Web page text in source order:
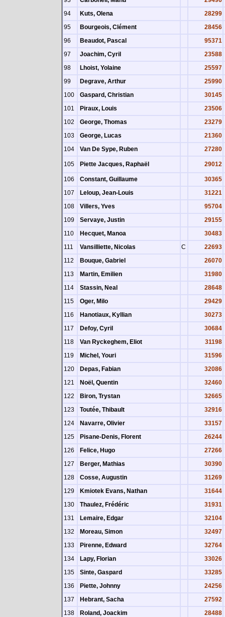
94
Kuts, Olena
28299
95
Bourgeois, Clément
28456
96
Beaudot, Pascal
95371
97
Joachim, Cyril
23588
98
Lhoist, Yolaine
25597
99
Degrave, Arthur
25990
100
Gaspard, Christian
30145
101
Piraux, Louis
23506
102
George, Thomas
23279
103
George, Lucas
21360
104
Van De Sype, Ruben 27280
105 Piette Jacques, Raphaël 29012
106 Constant, Guillaume
30365
107
Leloup, Jean-Louis
31221
108
Villers, Yves
95704
109
Servaye, Justin
29155
110
Hecquet, Manoa
30483
111
Vansilliette, Nicolas C
22693
112
Bouque, Gabriel
26070
113
Martin, Emilien
31980
114
Stassin, Neal
28648
115
Oger, Milo
29429
116
Hanotiaux, Kyllian
30273
117
Defoy, Cyril
30684
118
Van Ryckeghem, Eliot
31198
119
Michel, Youri
31596
120
Depas, Fabian
32086
121
Noël, Quentin
32460
122
Biron, Trystan
32665
123
Toutée, Thibault
32916
124
Navarre, Olivier
33157
125
Pisane-Denis, Florent
26244
126
Felice, Hugo
27266
127
Berger, Mathias
30390
128
Cosse, Augustin
31269
129
Kmiotek Evans, Nathan
31644
130
Thaulez, Frédéric
31931
131
Lemaire, Edgar
32104
132
Moreau, Simon
32497
133
Pirenne, Edward
32764
134
Lapy, Florian
33026
135
Sinte, Gaspard
33285
136
Piette, Johnny
24256
137
Hebrant, Sacha
27592
138
Roland, Joackim
28488